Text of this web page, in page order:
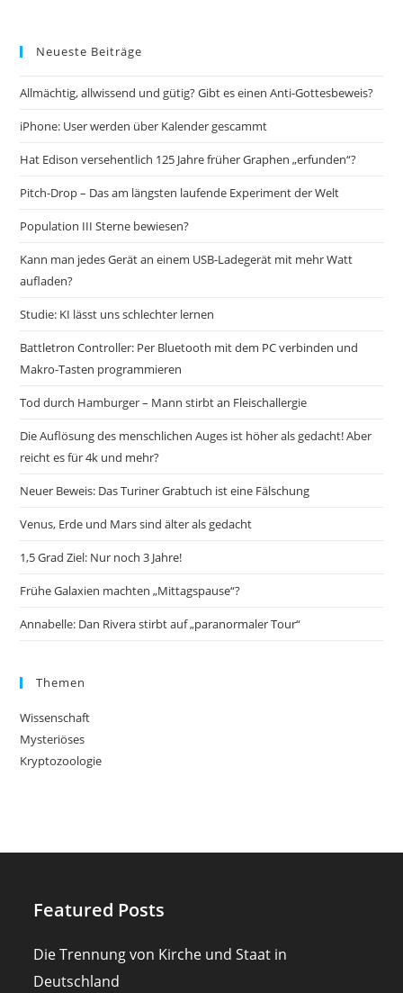
Neueste Beiträge
Allmächtig, allwissend und gütig? Gibt es einen Anti-Gottesbeweis?
iPhone: User werden über Kalender gescammt
Hat Edison versehentlich 125 Jahre früher Graphen „erfunden“?
Pitch-Drop – Das am längsten laufende Experiment der Welt
Population III Sterne bewiesen?
Kann man jedes Gerät an einem USB-Ladegerät mit mehr Watt
aufladen?
Studie: KI lässt uns schlechter lernen
Battletron Controller: Per Bluetooth mit dem PC verbinden und
Makro-Tasten programmieren
Tod durch Hamburger – Mann stirbt an Fleischallergie
Die Auflösung des menschlichen Auges ist höher als gedacht! Aber
reicht es für 4k und mehr?
Neuer Beweis: Das Turiner Grabtuch ist eine Fälschung
Venus, Erde und Mars sind älter als gedacht
1,5 Grad Ziel: Nur noch 3 Jahre!
Frühe Galaxien machten „Mittagspause“?
Annabelle: Dan Rivera stirbt auf „paranormaler Tour“
Themen
Wissenschaft
Mysteriöses
Kryptozoologie
Featured Posts
Die Trennung von Kirche und Staat in
Deutschland